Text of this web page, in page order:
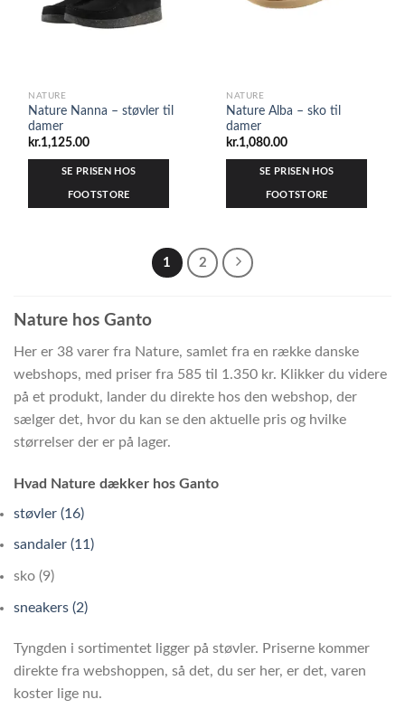
NATURE
Nature Nanna – støvler til
damer
kr.1,125.00
SE PRISEN HOS
FOOTSTORE
NATURE
Nature Alba – sko til
damer
kr.1,080.00
SE PRISEN HOS
FOOTSTORE
1 2
Nature hos Ganto
Her er 38 varer fra Nature, samlet fra en række danske
webshops, med priser fra 585 til 1.350 kr. Klikker du videre
på et produkt, lander du direkte hos den webshop, der
sælger det, hvor du kan se den aktuelle pris og hvilke
størrelser der er på lager.
Hvad Nature dækker hos Ganto
støvler (16)
sandaler (11)
sko (9)
sneakers (2)
Tyngden i sortimentet ligger på støvler. Priserne kommer
direkte fra webshoppen, så det, du ser her, er det, varen
koster lige nu.